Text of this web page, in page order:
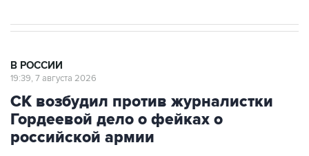
В РОССИИ
19:39, 7 августа 2026
СК возбудил против журналистки
Гордеевой дело о фейках о
российской армии